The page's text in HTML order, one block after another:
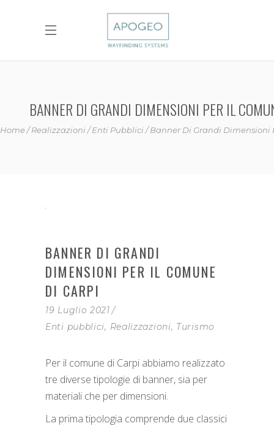
BANNER DI GRANDI DIMENSIONI PER IL
Home Realizzazioni Enti Pubblici Banner Di Grandi Dimensioni
BANNER DI GRANDI
DIMENSIONI PER IL COMUNE
DI CARPI
19 Luglio 2021
Enti pubblici, Realizzazioni, Turismo
Per il comune di Carpi abbiamo realizzato
tre diverse tipologie di banner, sia per
materiali che per dimensioni.
La prima tipologia comprende due classici